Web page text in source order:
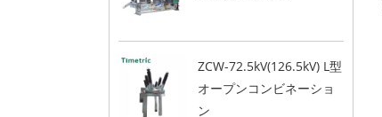
ZCW-72.5kV(126.5kV) L型
オープンコンビネーショ
ン